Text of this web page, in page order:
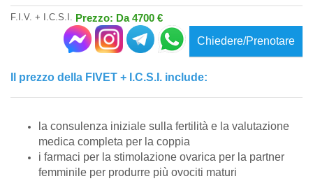
F.I.V. + I.C.S.I. Prezzo: Da 4700 €
Chiedere/Prenotare
Il prezzo della FIVET + I.C.S.I. include:
la consulenza iniziale sulla fertilità e la valutazione
medica completa per la coppia
i farmaci per la stimolazione ovarica per la partner
femminile per produrre più ovociti maturi